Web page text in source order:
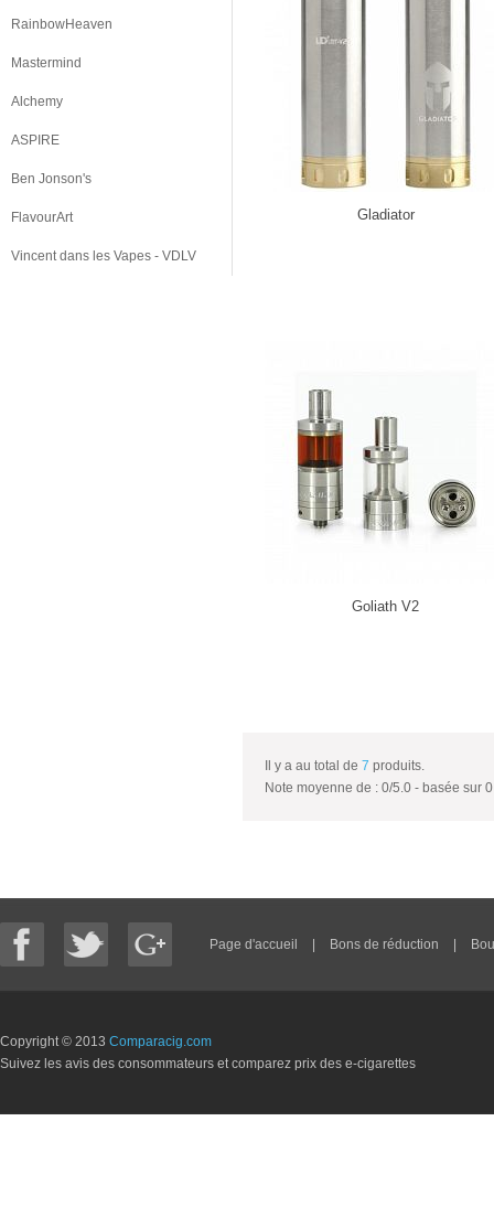
RainbowHeaven
Mastermind
Alchemy
ASPIRE
Ben Jonson's
FlavourArt
Vincent dans les Vapes - VDLV
Gladiator
Goliath V2
Il y a au total de 7 produits.
Note moyenne de : 0/5.0 - basée sur 0
Page d'accueil Bons de réduction
Copyright © 2013 Comparacig.com
Suivez les avis des consommateurs et comparez prix des e-cigarettes